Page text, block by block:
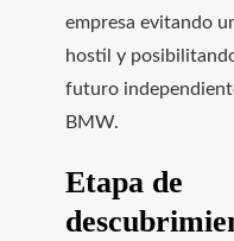
empresa evitando
hostil y
futuro
BMW.
Etapa de